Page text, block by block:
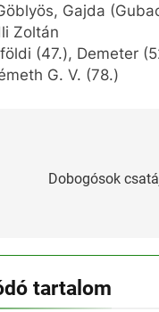
Gajda
Zoltán
(47.), Demeter
G. V. (78.)
Dobogósok
tartalom